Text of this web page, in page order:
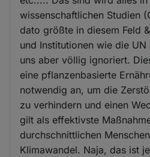
wissenschaftlichen Studien
dato größte in diesem Feld
und Institutionen wie die
uns aber völlig ignoriert.
eine pflanzenbasierte
notwendig an, um die
zu verhindern und einen
gilt als effektivste
durchschnittlichen
Klimawandel. Naja, das ist